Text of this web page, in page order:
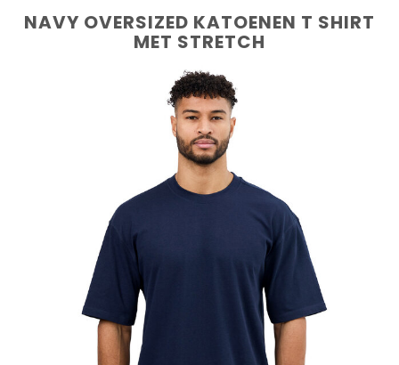
NAVY OVERSIZED KATOENEN T SHIRT
MET STRETCH